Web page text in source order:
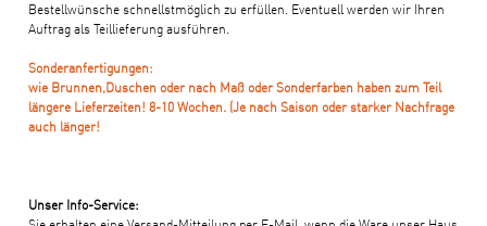
Bestellwünsche schnellstmöglich zu erfüllen. Eventuell werden wir Ihren
Auftrag als Teillieferung ausführen.
Sonderanfertigungen:
wie Brunnen,Duschen oder nach Maß oder Sonderfarben haben zum Teil
längere Lieferzeiten! 8-10 Wochen. (Je nach Saison oder starker Nachfrage
auch länger!
Unser Info-Service: